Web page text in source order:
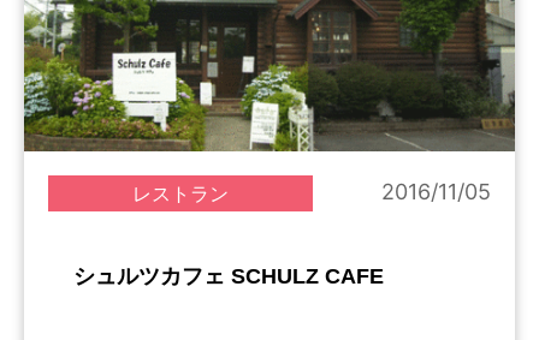
レストラン 2016/11/05
シュルツカフェ SCHULZ CAFE